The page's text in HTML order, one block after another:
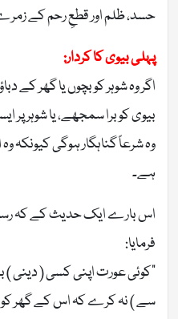
حسد، ظلم اور قطعِ رحم کے
پہلی بیوی کا کردار:
اگر وہ شوہر کو بچوں یا گھر
بیوی کو برا سمجھے، یا شوہر پر
وہ شرعاً گناہگار ہوگی کیونکہ
ہے۔
اس بارے ایک حدیث کے کہ
فرمایا:
“کوئی عورت اپنی کسی ( دینی )
سے ) نہ کرے کہ اس کے گھر کو